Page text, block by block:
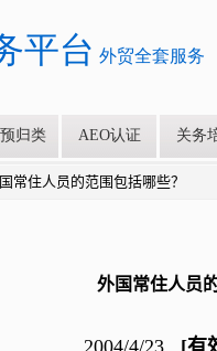
常住人员的范围包括哪些？
外国常住人员
2004/4/23 [有